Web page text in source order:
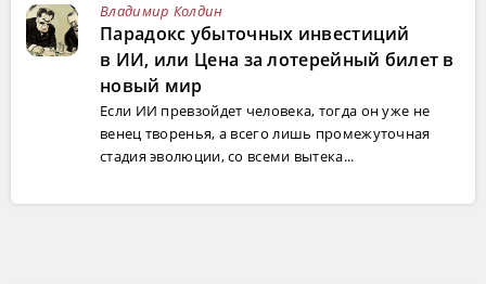
Владимир Колдин
Парадокс убыточных инвестиций
в ИИ, или Цена за лотерейный билет в
новый мир
Если ИИ превзойдет человека, тогда он уже не
венец творенья, а всего лишь промежуточная
стадия эволюции, со всеми вытека...